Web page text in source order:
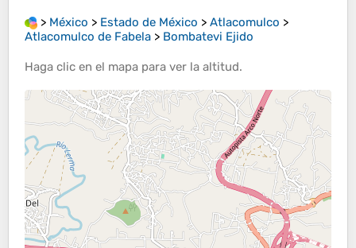
> México > Estado de México > Atlacomulco >
Atlacomulco de Fabela > Bombatevi Ejido
Haga clic en el mapa para ver la altitud.